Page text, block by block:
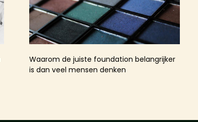
Waarom de juiste foundation belangrijker
is dan veel mensen denken